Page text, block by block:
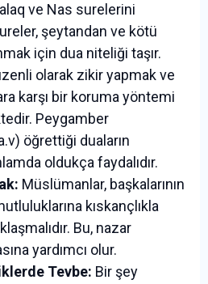
ve Nas surelerini
şeytandan ve kötü
için dua niteliği taşır.
olarak zikir yapmak ve
karşı bir koruma yöntemi
Peygamber
öğrettiği duaların
oldukça faydalıdır.
Müslümanlar, başkalarının
kıskançlıkla
Bu, nazar
yardımcı olur.
Tevbe: Bir şey